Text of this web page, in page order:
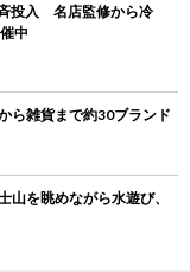
投入 名店監修から冷
中
ら雑貨まで約30ブランド
を眺めながら水遊び、